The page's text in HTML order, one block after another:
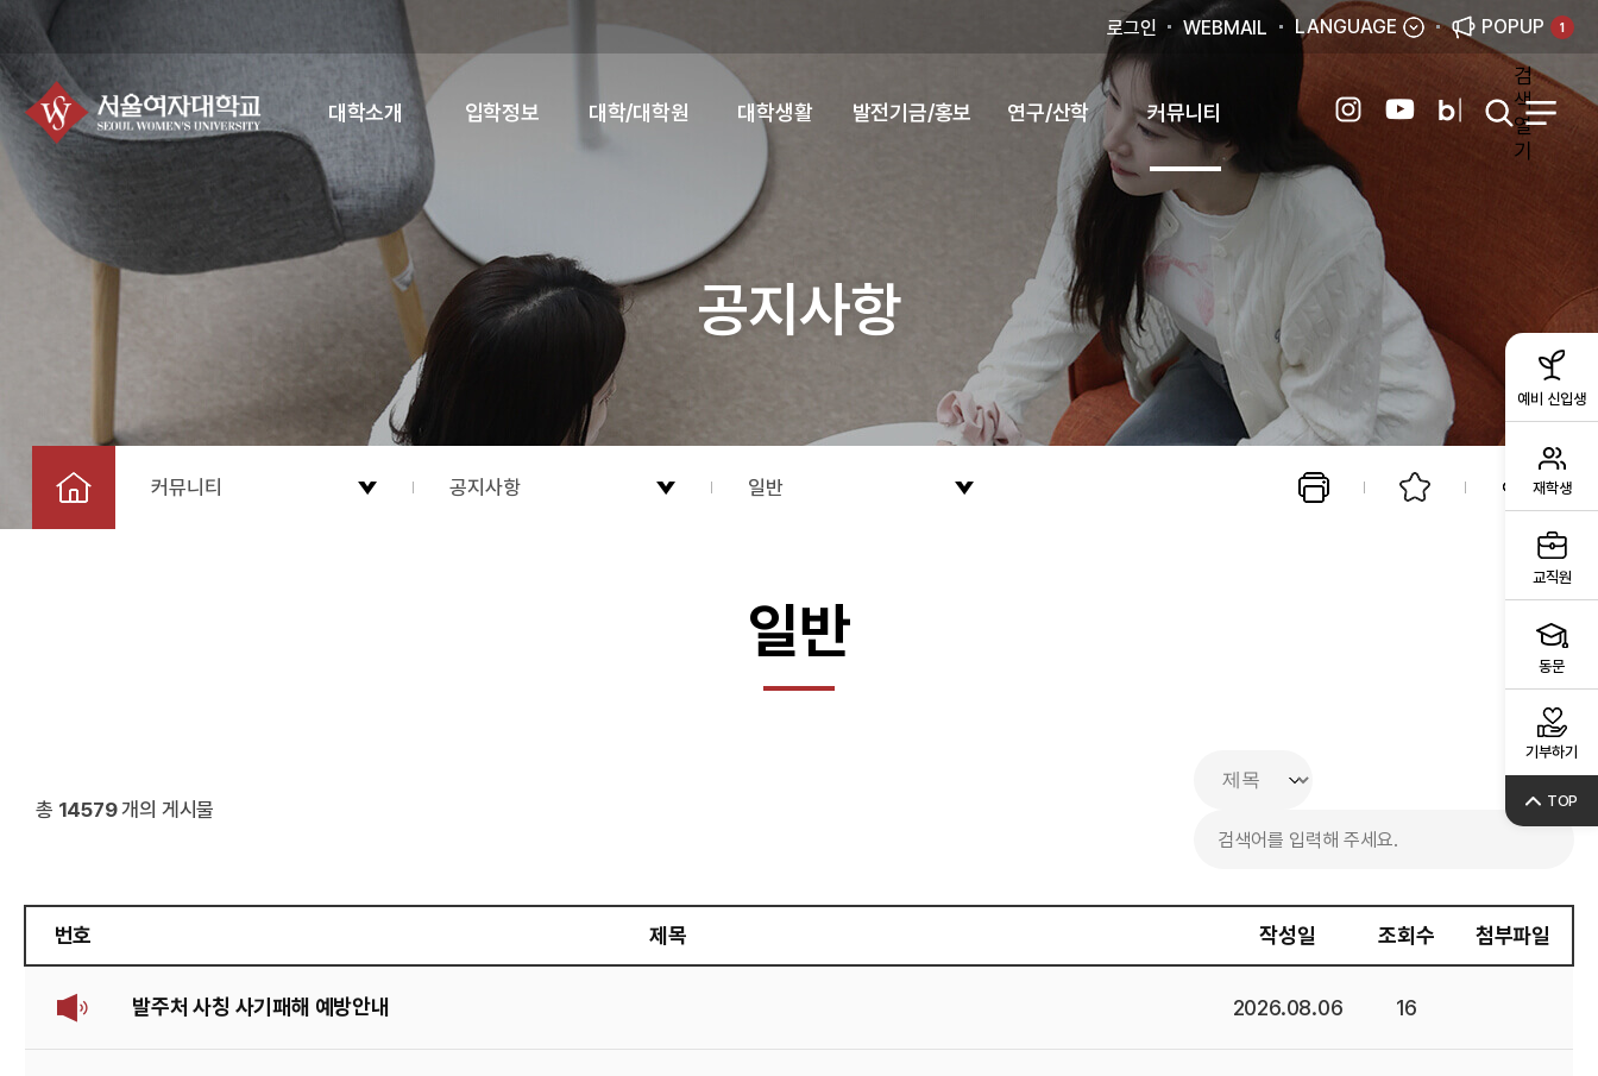
공지사항
로그인 WEBMAIL LANGUAGE POPUP 1
대학소개 입학정보 대학/대학원 대학생활 발전기금/홍보 연구/산학 커뮤니티
검
색
열
기
커뮤니티 공지사항 일반
예비 신입생
재학생
교직원
동문
기부하기
TOP
일반
총 14579개의 게시물
번호 제목 작성일 조회수 첨부파일
발주처 사칭 사기패해 예방안내 2026.08.06 16